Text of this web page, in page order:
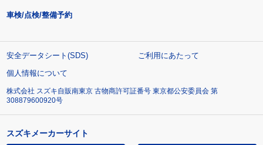
車検/点検/整備予約
安全データシート(SDS)
ご利用にあたって
個人情報について
株式会社 スズキ自販南東京 古物商許可証番号 東京都公安委員会 第
308879600920号
スズキメーカーサイト